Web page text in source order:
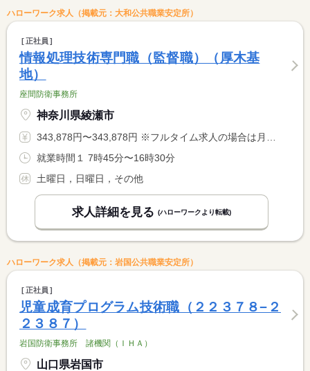
ハローワーク求人（掲載元：大和公共職業安定所）
正社員
情報処理技術専門職（監督職）（厚木基
地）
座間防衛事務所
神奈川県綾瀬市
343,878円〜343,878円 ※フルタイム求人の場合は月額（換算額）、パート求人の場合は時間額を表示しています。
就業時間１ 7時45分〜16時30分
土曜日，日曜日，その他
求人詳細を見る (ハローワークより転載)
ハローワーク求人（掲載元：岩国公共職業安定所）
正社員
児童成育プログラム技術職（２２３７８−２
２３８７）
岩国防衛事務所 諸機関（ＩＨＡ）
山口県岩国市